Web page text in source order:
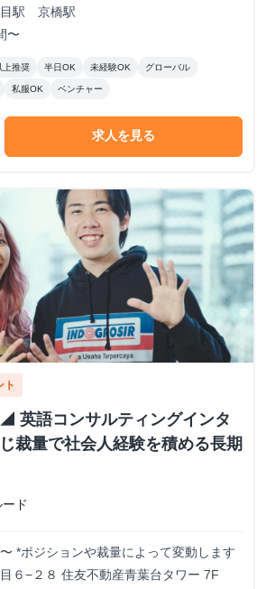
駅 京橋駅
〜
上推奨 半日OK 未経験OK グローバル
私服OK ベンチャー
求人を見る
ト
英語コンサルティングインタ
裁量で社会人経験を積める長期
ド
1,230~1,700円/時〜 *ポジションや裁量によって変動します
６−２８ 住友不動産青葉台タワー 7F